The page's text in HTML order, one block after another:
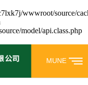
wwwroot/source/
model/api.class.php
MUNE